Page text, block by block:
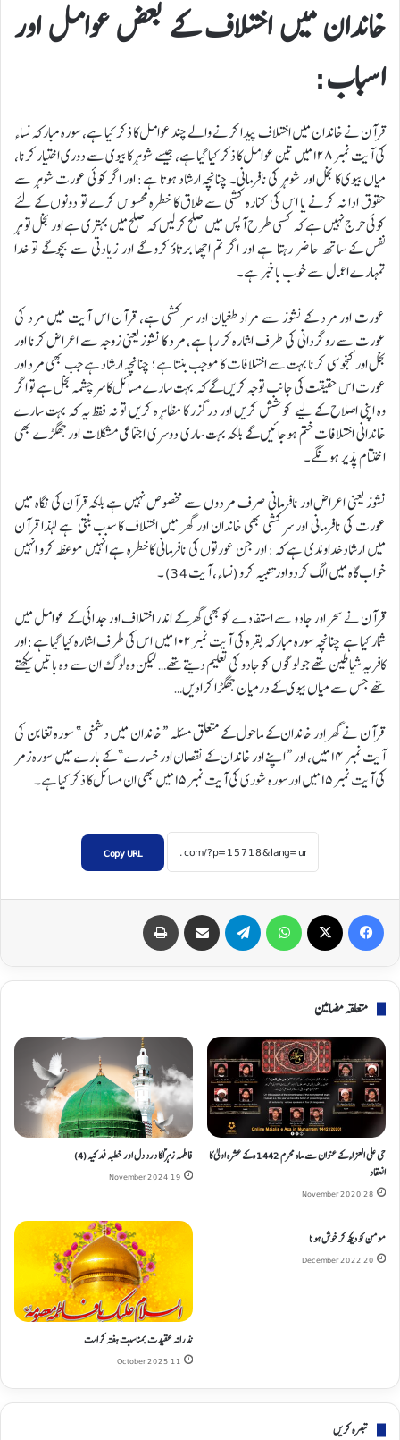
خاندان میں اختلاف کے بعض عوامل اور
اسباب:
قرآن نے خاندان میں اختلاف پیدا کرنے والے چند عوامل کا ذکر کیا ہے، سورہ مبارکہ نساء
کی آیت نمبر ۱۲۸ میں تین عوامل کا ذکر کیا گیا ہے، جیسے شوہر کا بیوی سے دوری اختیار کرنا،
میاں بیوی کا بخل اور شوہر کی نافرمانی۔ چنانچہ ارشاد ہوتا ہے: اور اگر کوئی عورت شوہر سے
حقوق ادا نہ کرنے یا اس کی کنارہ کشی سے طلاق کا خطرہ محسوس کرے تو دونوں کے لئے
کوئی حرج نہیں ہے کہ کسی طرح آپس میں صلح کرلیں کہ صلح میں بہتری ہے اور بخل تو ہر
نفس کے ساتھ حاضر رہتا ہے اور اگر تم اچھا برتاؤ کرو گے اور زیادتی سے بچوگے تو خدا
تمہارے اعمال سے خوب با خبر ہے۔
عورت اور مرد کے نشوز سے مراد طغیان اور سرکشی ہے، قرآن اس آیت میں مرد کی
عورت سے روگردانی کی طرف اشارہ کر رہا ہے، مرد کا نشوز یعنی زوجہ سے اعراض کرنا اور
بخل اور کنجوسی کرنا بہت سے اختلافات کا موجب بنتا ہے؛ چنانچہ ارشاد ہے جب بھی مرد اور
عورت اس حقیقت کی جانب توجہ کریں گے کہ بہت سارے مسائل کا سرچشمہ بخل ہے تو اگر
وہ اپنی اصلاح کے لیے کوشش کریں اور درگزر کا مظاہرہ کریں تو نہ فقط یہ کہ بہت سارے
خاندانی اختلافات ختم ہوجائیں گے بلکہ بہت ساری دوسری اجتماعی مشکلات اور جھگڑے بھی
اختتام پذیر ہونگے۔
نشوز یعنی اعراض اور نافرمانی صرف مردوں سے مخصوص نہیں ہے بلکہ قرآن کی نگاہ میں
عورت کی نافرمانی اور سرکشی بھی خاندان اور گھر میں اختلاف کا سبب بنتی ہے لہذا قرآن
میں ارشاد خداوندی ہے کہ: اور جن عورتوں کی نافرمانی کا خطرہ ہے انہیں موعظہ کرو انہیں
خواب گاہ میں الگ کردو اور تنبیہ کرو (نساء، آیت 34) ۔
قرآن نے سحر اور جادو سے استفادے کوبھی گھر کے اندر اختلاف اور جدائی کے عوامل میں
شمار کیا ہے چنانچہ سورہ مبارکہ بقرہ کی آیت نمبر ۱۰۲ میں اس کی طرف اشارہ کیا گیا ہے: اور
کافر یہ شیاطین تھے جو لوگوں کو جادو کی تعلیم دیتے تھے… لیکن وہ لوگ ان سے وہ باتیں سیکھتے
تھے جس سے میاں بیوی کے درمیان جھگڑا کرادیں…
قرآن نے گھر اور خاندان کے ماحول کے متعلق مسئلہ “خاندان میں دشمنی ” سورہ تغابن کی
آیت نمبر ۱۴ میں، اور “اپنے اور خاندان کے نقصان اور خسارے” کے بارے میں سورہ زمر
کی آیت نمبر ۱۵ میں اورسورہ شوری کی آیت نمبر ۱۵ میں بھی ان مسائل کا ذکر کیا ہے۔
Copy URL
متعلقہ مضامین
حی علی العزاء کے عنوان سے ماہ محرم 1442 ہ کے عشرہ اولیٰ کا
انعقاد
28 November 2020
فاطمہ زہراؑ کا درد دل اور خطبہ فدکیہ (4)
19 November 2024
مومن کو دیکھ کر خوش ہونا
20 December 2022
نذرانہ عقیدت بمناسبت ہفتہ کرامت
11 October 2025
تبصره کریں